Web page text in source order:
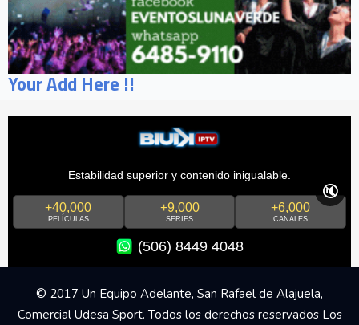
Your Add Here !!
Estabilidad superior y contenido inigualable.
+40,000
PELÍCULAS
+9,000
SERIES
+6,000
CANALES
(506) 8449 4048
🔇
© 2017 Un Equipo Adelante, San Rafael de Alajuela,
Comercial Udesa Sport. Todos los derechos reservados Los